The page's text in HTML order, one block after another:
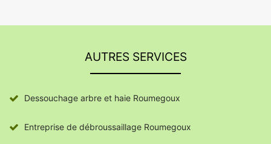
AUTRES SERVICES
Dessouchage arbre et haie Roumegoux
Entreprise de débroussaillage Roumegoux